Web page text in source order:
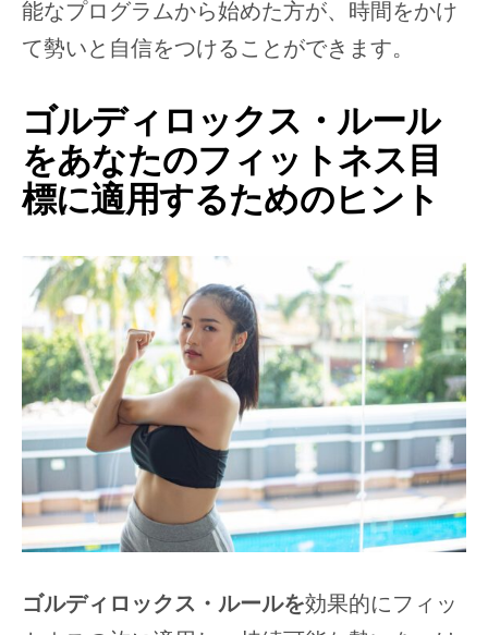
能なプログラムから始めた方が、時間をかけ
て勢いと自信をつけることができます。
ゴルディロックス・ルール
をあなたのフィットネス目
標に適用するためのヒント
ゴルディロックス・ルールを効果的にフィッ